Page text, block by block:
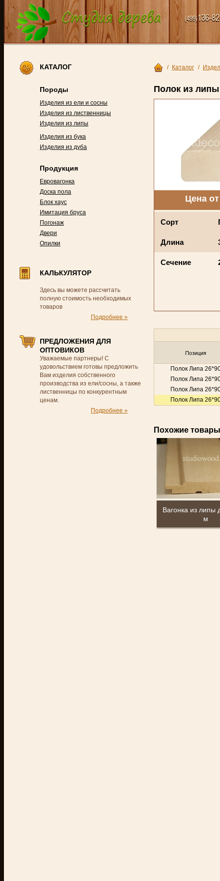
(499)136-
КАТАЛОГ
Породы
Изделия из ели и сосны
Изделия из лиственницы
Изделия из липы
Изделия из бука
Изделия из дуба
Продукция
Евровагонка
Доска пола
Блок хаус
Имитация бруса
Погонаж
Двери
Опилки
КАЛЬКУЛЯТОР
Здесь вы можете рассчитать
полную стоимость необходимых
товаров
Подробнее »
ПРЕДЛОЖЕНИЯ ДЛЯ
ОПТОВИКОВ
Уважаемые партнеры! С
удовольствием готовы предложить
Вам изделия собственного
производства из ели/сосны, а также
лиственницы по конкурентным
ценам.
Подробнее »
/ Каталог /
Полок из
Цена
Сорт
Длина
Сечение
Позиция
Полок Липа
Полок Липа
Полок Липа
Полок Липа
Похожие товары
Вагонка из липы
м